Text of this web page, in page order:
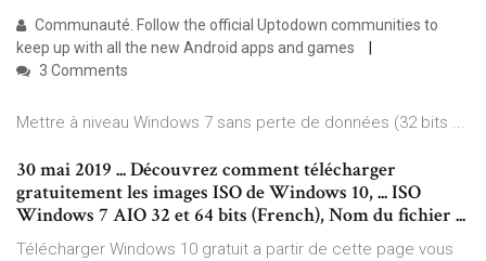
Communauté. Follow the official Uptodown communities to
keep up with all the new Android apps and games
3 Comments
Mettre à niveau Windows 7 sans perte de données (32 bits ...
30 mai 2019 ... Découvrez comment télécharger
gratuitement les images ISO de Windows 10, ... ISO
Windows 7 AIO 32 et 64 bits (French), Nom du fichier ...
Télécharger Windows 10 gratuit a partir de cette page vous